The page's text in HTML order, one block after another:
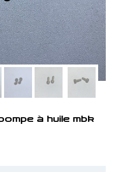
à huile mbk